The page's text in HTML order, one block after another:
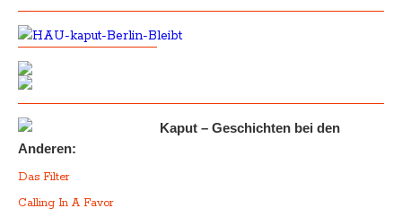
Kaput – Geschichten bei den
Anderen:
Das Filter
Calling In A Favor